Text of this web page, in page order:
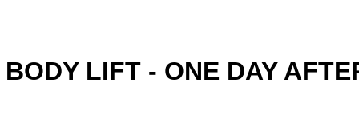
BODY LIFT - ONE DAY